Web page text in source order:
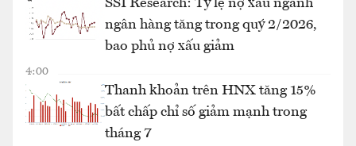
SSI Research: Tỷ lệ nợ xấu ngành
ngân hàng tăng trong quý 2/2026,
bao phủ nợ xấu giảm
4:00
Thanh khoản trên HNX tăng 15%
bất chấp chỉ số giảm mạnh trong
tháng 7